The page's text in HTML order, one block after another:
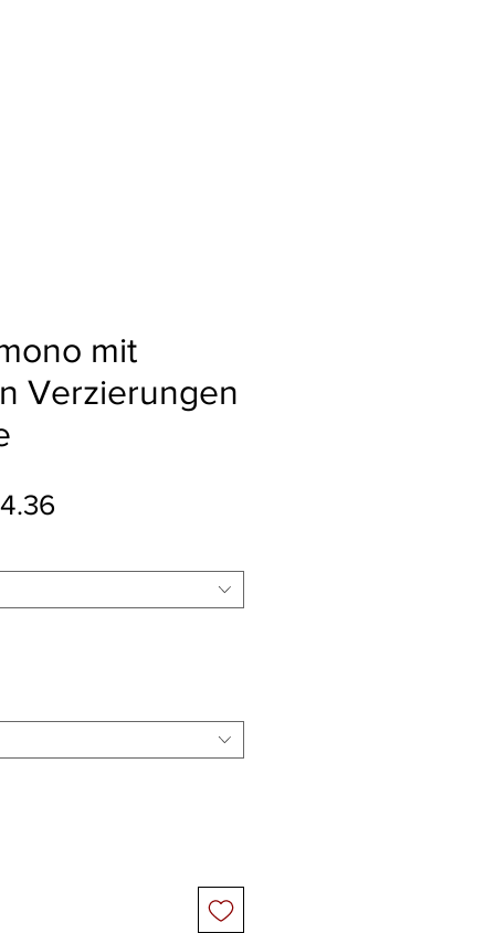
mit
Verzierungen
Price